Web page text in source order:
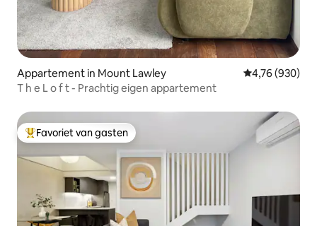
Appartement in Mount Lawley Gemiddelde
4,76 (930)
T h e L o f t - Prachtig eigen appartement
Topfavoriet van gasten
Favoriet van gasten